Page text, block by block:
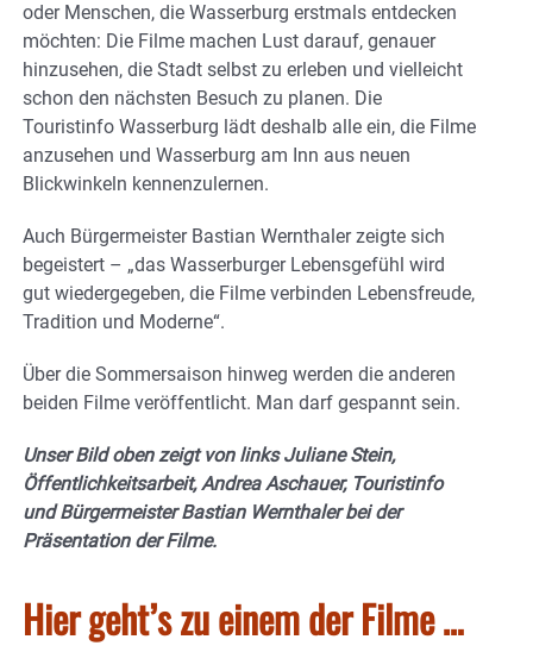
oder Menschen, die Wasserburg erstmals entdecken
möchten: Die Filme machen Lust darauf, genauer
hinzusehen, die Stadt selbst zu erleben und vielleicht
schon den nächsten Besuch zu planen. Die
Touristinfo Wasserburg lädt deshalb alle ein, die Filme
anzusehen und Wasserburg am Inn aus neuen
Blickwinkeln kennenzulernen.
Auch Bürgermeister Bastian Wernthaler zeigte sich
begeistert – „das Wasserburger Lebensgefühl wird
gut wiedergegeben, die Filme verbinden Lebensfreude,
Tradition und Moderne“.
Über die Sommersaison hinweg werden die anderen
beiden Filme veröffentlicht. Man darf gespannt sein.
Unser Bild oben zeigt von links Juliane Stein,
Öffentlichkeitsarbeit, Andrea Aschauer, Touristinfo
und Bürgermeister Bastian Wernthaler bei der
Präsentation der Filme.
Hier geht’s zu einem der Filme …